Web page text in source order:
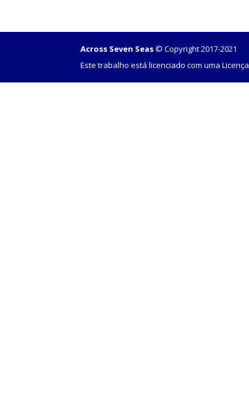
Across Seven Seas© Copyright 2017-2021
Este trabalho está licenciado com uma Licença